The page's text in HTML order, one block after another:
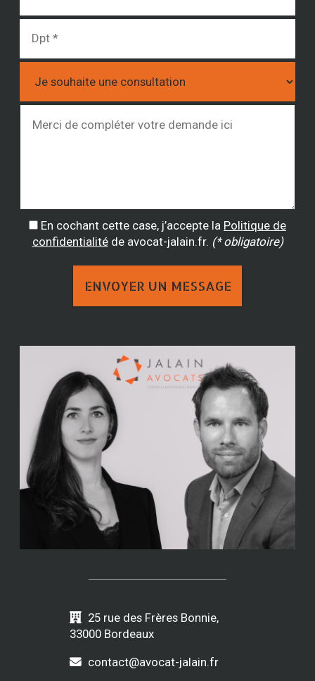
En cochant cette case, j’accepte la Politique de
confidentialitéde avocat-jalain.fr. (* obligatoire)
25 rue des Frères Bonnie,
33000 Bordeaux
contact@avocat-jalain.fr